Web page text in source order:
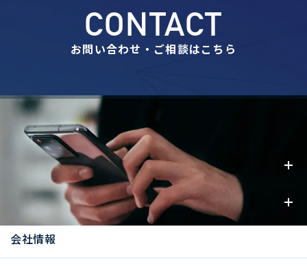
CONTACT
お問い合わせ・ご相談はこちら
事業内容
お知らせ
会社情報